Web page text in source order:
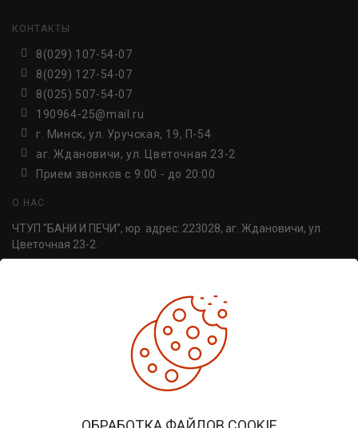
КОНТАКТЫ
8(029) 107-54-07
8(029) 127-54-07
8(025) 507-54-07
190964-25@mail.ru
г. Минск, ул. Уручская, 19, П-54
аг. Ждановичи, ул. Цветочная 23-2
Прием звонков c 9:00 - до 20:00
О НАС
ЧТУП "БАНИ И ПЕЧИ", юр. адрес: 223028, аг. Ждановичи, ул.
Цветочная 23-2.